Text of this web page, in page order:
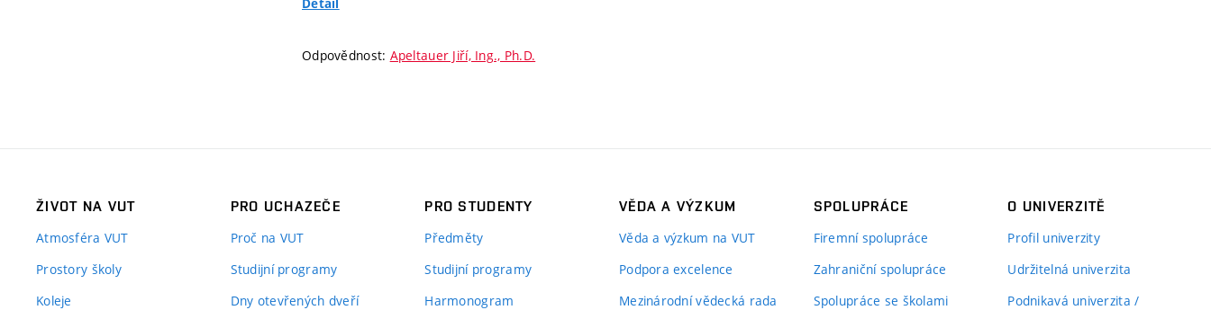
Detail
Odpovědnost: Apeltauer Jiří, Ing., Ph.D.
ŽIVOT NA VUT
Atmosféra VUT
Prostory školy
Koleje
PRO UCHAZEČE
Proč na VUT
Studijní programy
Dny otevřených dveří
PRO STUDENTY
Předměty
Studijní programy
Harmonogram
VĚDA A VÝZKUM
Věda a výzkum na VUT
Podpora excelence
Mezinárodní vědecká rada
SPOLUPRÁCE
Firemní spolupráce
Zahraniční spolupráce
Spolupráce se školami
O UNIVERZITĚ
Profil univerzity
Udržitelná univerzita
Podnikavá univerzita /